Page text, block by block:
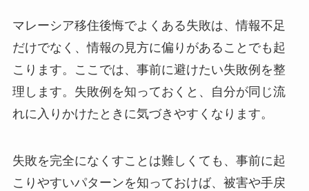
マレーシア移住後悔でよくある失敗は、情報不足
だけでなく、情報の見方に偏りがあることでも起
こります。ここでは、事前に避けたい失敗例を整
理します。失敗例を知っておくと、自分が同じ流
れに入りかけたときに気づきやすくなります。
失敗を完全になくすことは難しくても、事前に起
こりやすいパターンを知っておけば、被害や手戻